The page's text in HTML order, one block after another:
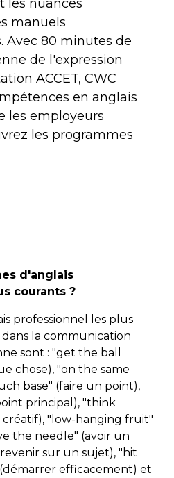
les nuances
manuels
Avec 80 minutes de
de l'expression
ACCET, CWC
en anglais
les employeurs
les programmes
d'anglais
courants ?
professionnel les plus
la communication
sont : "get the ball
chose), "on the same
base" (faire un point),
principal), "think
"low-hanging fruit"
the needle" (avoir un
sur un sujet), "hit
efficacement) et